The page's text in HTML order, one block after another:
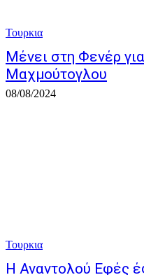
Τουρκια
Μένει στη Φενέρ
Μαχμούτογλου
08/08/2024
Τουρκια
Η Αναντολού Εφές